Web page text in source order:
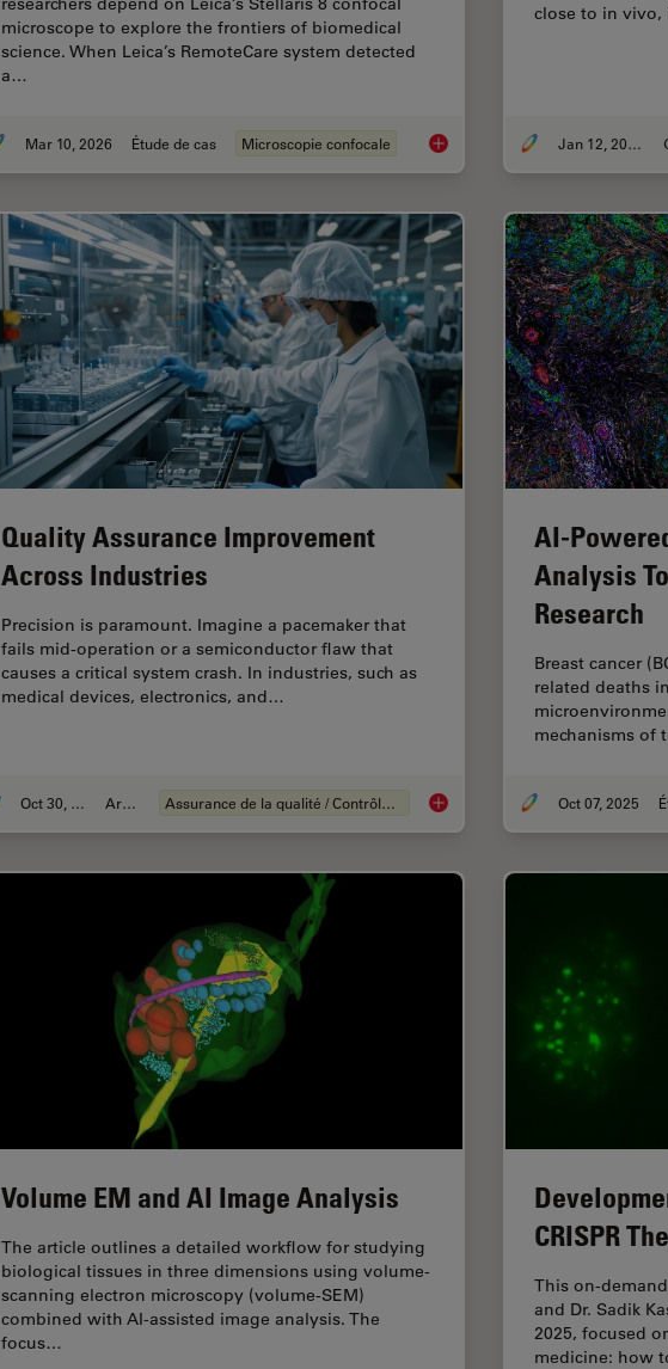
microscope to explore the frontiers of biomedical
science. When Leica’s RemoteCare system detected
a…
Mar 10, 2026 Étude de cas Microscopie confocale Predictive Service Prevents
close to in
Jan 12, 2026
Quality Assurance Improvement
Across Industries
Precision is paramount. Imagine a pacemaker that
fails mid-operation or a semiconductor flaw that
causes a critical system crash. In industries, such as
medical devices, electronics, and…
Oct 30, 2025 Article Assurance de la qualité / Contrôle de la qualité Quality Assurance Improvement
AI-
Analysis
Research
Breast cancer
related deaths
mechanisms of
Oct 07, 2025
Volume EM and AI Image Analysis
The article outlines a detailed workflow for studying
biological tissues in three dimensions using volume-
scanning electron microscopy (volume-SEM)
combined with AI-assisted image analysis. The
focus…
CRISPR
This on-
and Dr. Sadik
2025, focused
medicine: how